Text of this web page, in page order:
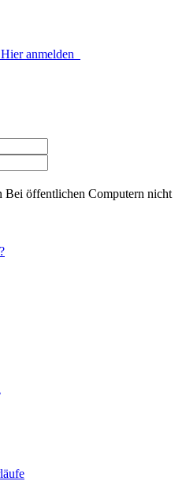
anmelden
Bei öffentlichen Computern nicht